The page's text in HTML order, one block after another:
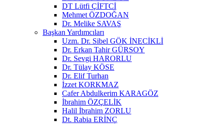
DT Lütfi ÇİFTCİ
Mehmet ÖZDOĞAN
Dr. Melike SAVAŞ
Başkan Yardımcıları
Uzm. Dr. Sibel GÖK İNECİKLİ
Dr. Erkan Tahir GÜRSOY
Dr. Sevgi HARORLU
Dr. Tülay KÖSE
Dr. Elif Turhan
İzzet KORKMAZ
Cafer Abdulkerim KARAGÖZ
İbrahim ÖZÇELİK
Halil İbrahim ZORLU
Dt. Rabia ERİNÇ